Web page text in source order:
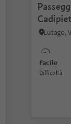
Lutago,
Facile
Difficoltà